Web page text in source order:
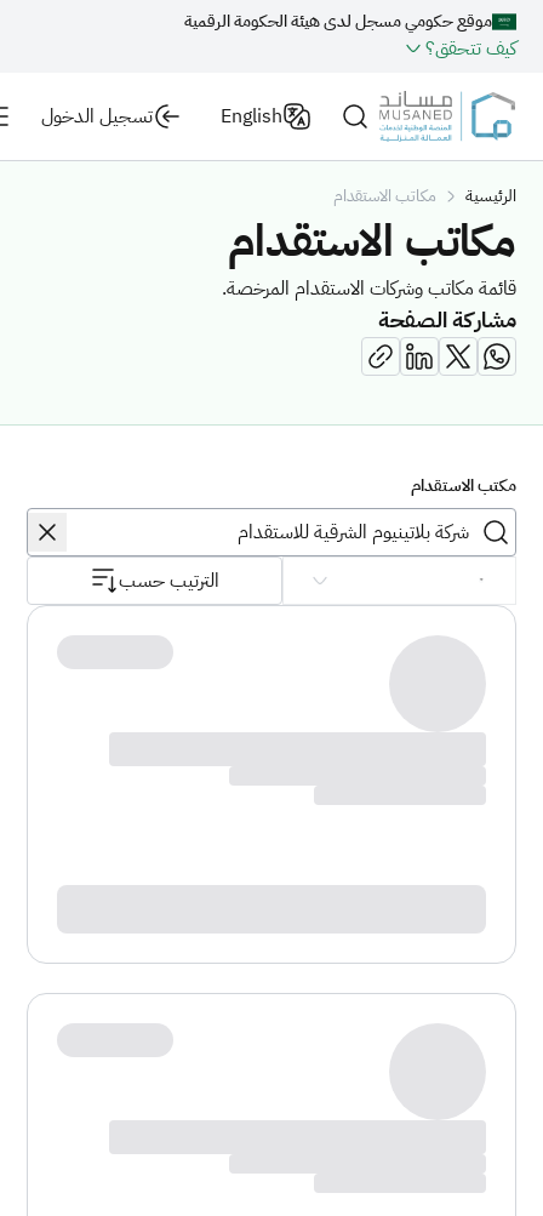
موقع حكومي مسجل لدى هيئة الحكومة الرقمية
كيف تتحقق؟
English تسجيل الدخول
الرئيسية مكاتب الاستقدام
مكاتب الاستقدام
قائمة مكاتب وشركات الاستقدام المرخصة.
مشاركة الصفحة
مكتب الاستقدام
الترتيب حسب